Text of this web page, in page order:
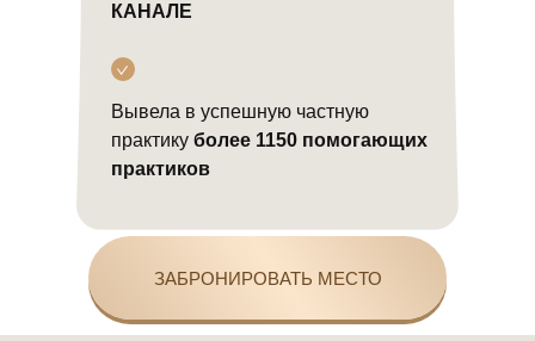
КАНАЛЕ
Вывела в успешную частную
практику более 1150 помогающих
практиков
ЗАБРОНИРОВАТЬ МЕСТО